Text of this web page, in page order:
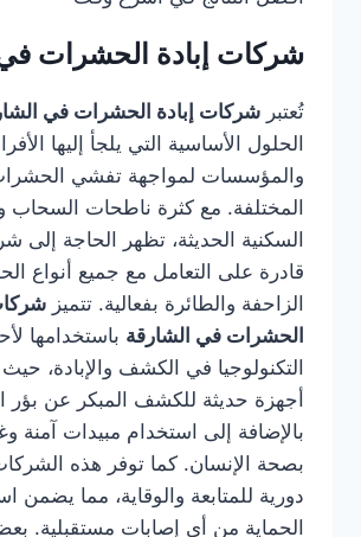
شركات إبادة الحشرات
تُعتبر شركات إبادة الحشرات في
الحلول الأساسية التي يلجأ إليها
والمؤسسات لمواجهة تفشي الحشرات
المختلفة. مع كثرة ناطحات السحاب
السكنية الحديثة، تظهر الحاجة إلى
قادرة على التعامل مع جميع أنواع
الزاحفة والطائرة بفعالية. تتميز
الحشرات في الشارقة باستخدامها
التكنولوجيا في الكشف والإبادة،
أجهزة حديثة للكشف المبكر عن بؤر
بالإضافة إلى استخدام مبيدات آمنة
بصحة الإنسان. كما توفر هذه
دورية للمتابعة والوقاية، مما يضمن
الحماية من أي إصابات مستقبلية.